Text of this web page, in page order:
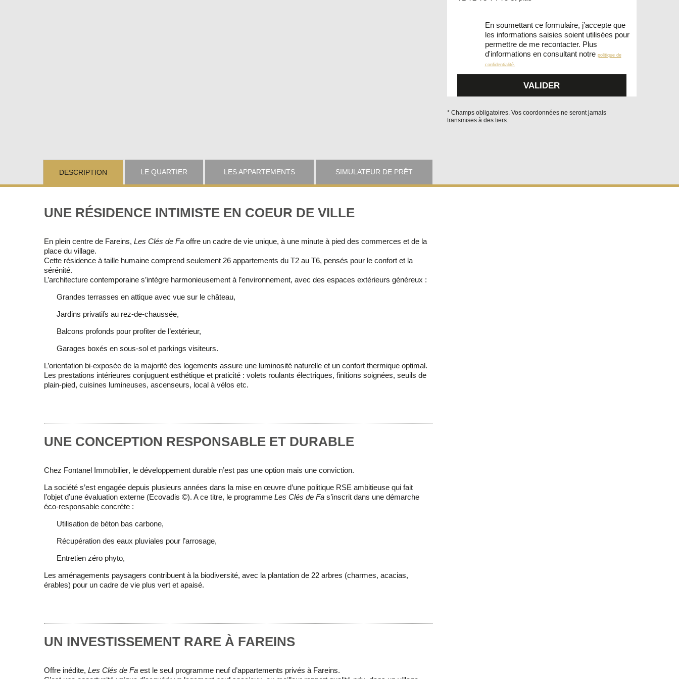
En soumettant ce formulaire, j’accepte que
les informations saisies soient utilisées pour
permettre de me recontacter. Plus
d'informations en consultant notre politique de
confidentialité.
* Champs obligatoires. Vos coordonnées ne seront jamais
transmises à des tiers.
DESCRIPTION LE QUARTIER LES APPARTEMENTS SIMULATEUR DE PRÊT
UNE RÉSIDENCE INTIMISTE EN COEUR DE VILLE
En plein centre de Fareins, Les Clés de Fa offre un cadre de vie unique, à une minute à pied des commerces et de la
place du village.
Cette résidence à taille humaine comprend seulement 26 appartements du T2 au T6, pensés pour le confort et la
sérénité.
L’architecture contemporaine s’intègre harmonieusement à l’environnement, avec des espaces extérieurs généreux :
Grandes terrasses en attique avec vue sur le château,
Jardins privatifs au rez-de-chaussée,
Balcons profonds pour profiter de l’extérieur,
Garages boxés en sous-sol et parkings visiteurs.
L’orientation bi-exposée de la majorité des logements assure une luminosité naturelle et un confort thermique optimal.
Les prestations intérieures conjuguent esthétique et praticité : volets roulants électriques, finitions soignées, seuils de
plain-pied, cuisines lumineuses, ascenseurs, local à vélos etc.
UNE CONCEPTION RESPONSABLE ET DURABLE
Chez Fontanel Immobilier, le développement durable n’est pas une option mais une conviction.
La société s’est engagée depuis plusieurs années dans la mise en œuvre d’une politique RSE ambitieuse qui fait
l’objet d’une évaluation externe (Ecovadis ©). A ce titre, le programme Les Clés de Fa s’inscrit dans une démarche
éco-responsable concrète :
Utilisation de béton bas carbone,
Récupération des eaux pluviales pour l’arrosage,
Entretien zéro phyto,
Les aménagements paysagers contribuent à la biodiversité, avec la plantation de 22 arbres (charmes, acacias,
érables) pour un cadre de vie plus vert et apaisé.
UN INVESTISSEMENT RARE À FAREINS
Offre inédite, Les Clés de Fa est le seul programme neuf d’appartements privés à Fareins.